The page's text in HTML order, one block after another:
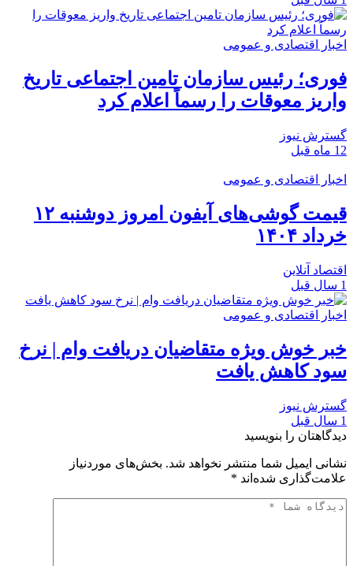
اخبار اقتصادی و عمومی
فوری؛ رئیس سازمان تامین اجتماعی تاریخ
واریز معوقات را رسماً اعلام کرد
گسترش نیوز
12 ماه قبل
اخبار اقتصادی و عمومی
قیمت گوشی‌های آیفون امروز دوشنبه ۱۲
خرداد ۱۴۰۴
اقتصاد آنلاین
1 سال قبل
اخبار اقتصادی و عمومی
خبر خوش ویژه متقاضیان دریافت وام | نرخ
سود کاهش یافت
گسترش نیوز
1 سال قبل
دیدگاهتان را بنویسید
نشانی ایمیل شما منتشر نخواهد شد. بخش‌های موردنیاز
علامت‌گذاری شده‌اند *